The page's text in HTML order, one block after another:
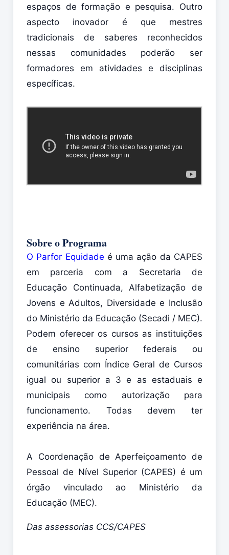
espaços de formação e pesquisa. Outro
aspecto inovador é que mestres
tradicionais de saberes reconhecidos
nessas comunidades poderão ser
formadores em atividades e disciplinas
específicas.
Sobre o Programa
O Parfor Equidade é uma ação da CAPES
em parceria com a Secretaria de
Educação Continuada, Alfabetização de
Jovens e Adultos, Diversidade e Inclusão
do Ministério da Educação (Secadi / MEC).
Podem oferecer os cursos as instituições
de ensino superior federais ou
comunitárias com Índice Geral de Cursos
igual ou superior a 3 e as estaduais e
municipais como autorização para
funcionamento. Todas devem ter
experiência na área.
A Coordenação de Aperfeiçoamento de
Pessoal de Nível Superior (CAPES) é um
órgão vinculado ao Ministério da
Educação (MEC).
Das assessorias CCS/CAPES